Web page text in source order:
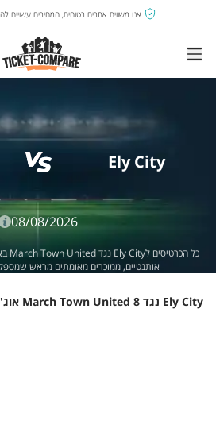
אנו משווים אתרים בטוחים, המחירים עשויים
Ely City
08/08/2026
אותנטיים, ממוכרים מאומתים מראש שמספקים
Ely City נגד March Town United 8 אוג' 2026